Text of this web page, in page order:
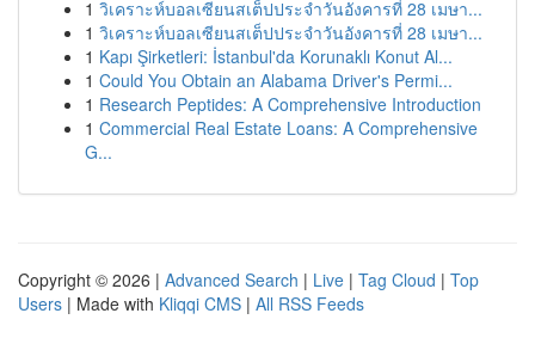
1 วิเคราะห์บอลเซียนสเต็ปประจำวันอังคารที่ 28 เมษา...
1 วิเคราะห์บอลเซียนสเต็ปประจำวันอังคารที่ 28 เมษา...
1 Kapı Şirketleri: İstanbul'da Korunaklı Konut Al...
1 Could You Obtain an Alabama Driver's Permi...
1 Research Peptides: A Comprehensive Introduction
1 Commercial Real Estate Loans: A Comprehensive
G...
Copyright © 2026 | Advanced Search | Live | Tag Cloud | Top
Users | Made with Kliqqi CMS | All RSS Feeds